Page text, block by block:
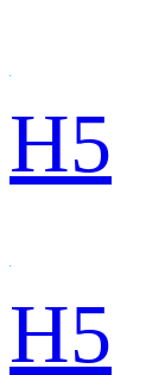
H5
H5